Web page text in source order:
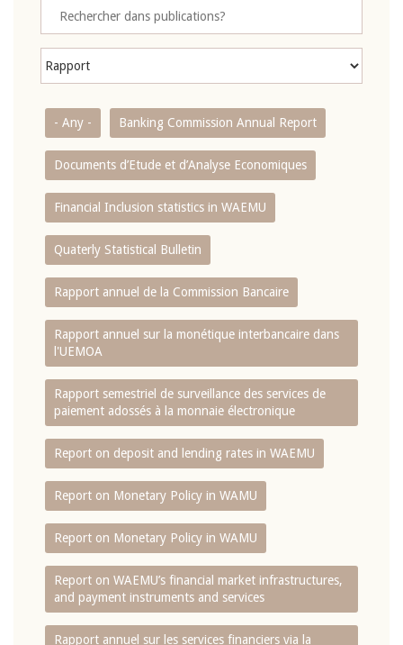
- Any - Banking Commission Annual Report
Documents d’Etude et d’Analyse Economiques
Financial Inclusion statistics in WAEMU
Quaterly Statistical Bulletin
Rapport annuel de la Commission Bancaire
Rapport annuel sur la monétique interbancaire dans
l'UEMOA
Rapport semestriel de surveillance des services de
paiement adossés à la monnaie électronique
Report on deposit and lending rates in WAEMU
Report on Monetary Policy in WAMU
Report on Monetary Policy in WAMU
Report on WAEMU’s financial market infrastructures,
and payment instruments and services
Rapport annuel sur les services financiers via la